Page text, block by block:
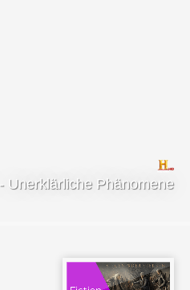
Unerklärliche Phänomene